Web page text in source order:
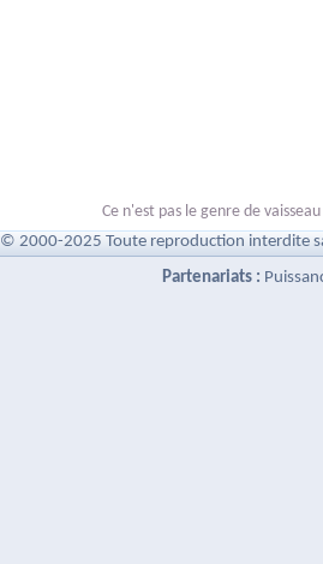
Ce n'est pas le genre de
© 2000-2025 Toute reproduction interdite
Partenariats :